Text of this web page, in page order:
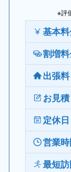
※評
基本
割増
出張料
お見積
定休日
営業
最短